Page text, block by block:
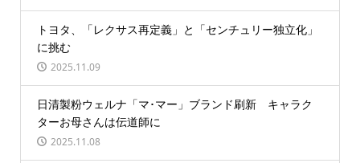
トヨタ、「レクサス再定義」と「センチュリー独立化」
に挑む
2025.11.09
日清製粉ウェルナ「マ･マー」ブランド刷新 キャラク
ターお母さんは伝道師に
2025.11.08